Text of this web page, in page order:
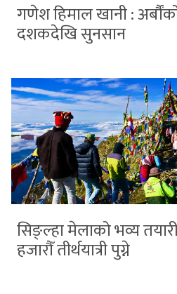
गणेश हिमाल खानी :
दशकदेखि सुनसान
सिङ्ल्हा मेलाको भव्य
हजारौँ तीर्थयात्री पुग्ने